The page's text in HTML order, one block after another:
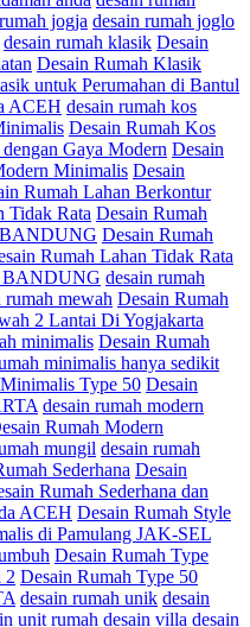
jogja desain rumah joglo
desain rumah klasik Desain
Desain Rumah Klasik
untuk Perumahan di Bantul
ACEH desain rumah kos
Desain Rumah Kos
Gaya Modern Desain
Minimalis Desain
Rumah Lahan Berkontur
Tidak Rata Desain Rumah
BANDUNG Desain Rumah
Rumah Lahan Tidak Rata
BANDUNG desain rumah
rumah mewah Desain Rumah
2 Lantai Di Yogjakarta
minimalis Desain Rumah
minimalis hanya sedikit
Type 50 Desain
desain rumah modern
Rumah Modern
mungil desain rumah
Sederhana Desain
Rumah Sederhana dan
ACEH Desain Rumah Style
di Pamulang JAK-SEL
Desain Rumah Type
2 Desain Rumah Type 50
desain rumah unik desain
unit rumah desain villa desain